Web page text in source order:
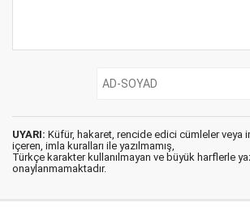
UYARI: Küfür, hakaret, rencide edici cümleler veya
içeren, imla kuralları ile yazılmamış,
Türkçe karakter kullanılmayan ve büyük harflerle
onaylanmamaktadır.